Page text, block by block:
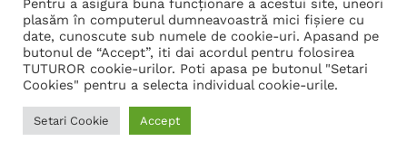
Lista Firme
Transcription Software Vatis Tech
Găzduire web
Pentru a asigura buna funcționare a acestui site, uneori
plasăm în computerul dumneavoastră mici fișiere cu
date, cunoscute sub numele de cookie-uri. Apasand pe
butonul de “Accept”, iti dai acordul pentru folosirea
TUTUROR cookie-urilor. Poti apasa pe butonul "Setari
Cookies" pentru a selecta individual cookie-urile.
Setari Cookie Accept